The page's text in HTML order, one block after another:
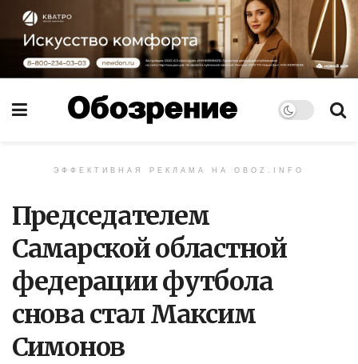
ЭФФЕКТИВНАЯ РЕКЛАМА НА OBOZ.INFO
Председателем
Самарской областной
федерации футбола
снова стал Максим
Симонов